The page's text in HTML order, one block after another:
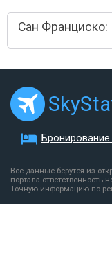
Сан
Бронирование
Все данные берутся из
портала ответственность
Точную информацию по